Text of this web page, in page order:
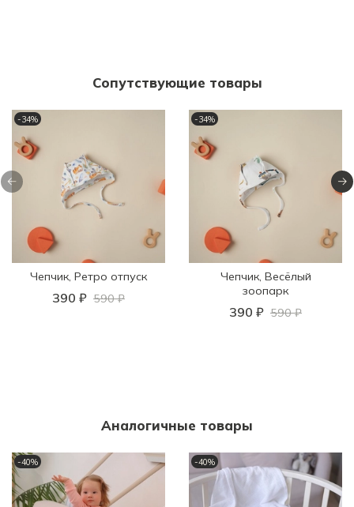
Сопутствующие товары
-34%
Чепчик, Ретро отпуск
390 ₽ 590 ₽
-34%
Чепчик, Весёлый
зоопарк
390 ₽ 590 ₽
Аналогичные товары
-40% -40%